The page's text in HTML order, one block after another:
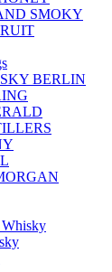
SMOKY
BERLIN